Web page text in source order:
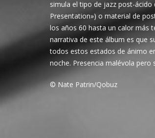
simula el tipo de jazz post-
Presentation») o material de
los años 60 hasta un calor más
narrativa de este álbum es que
todos estos estados de ánimo
noche. Presencia malévola
© Nate Patrin/Qobuz